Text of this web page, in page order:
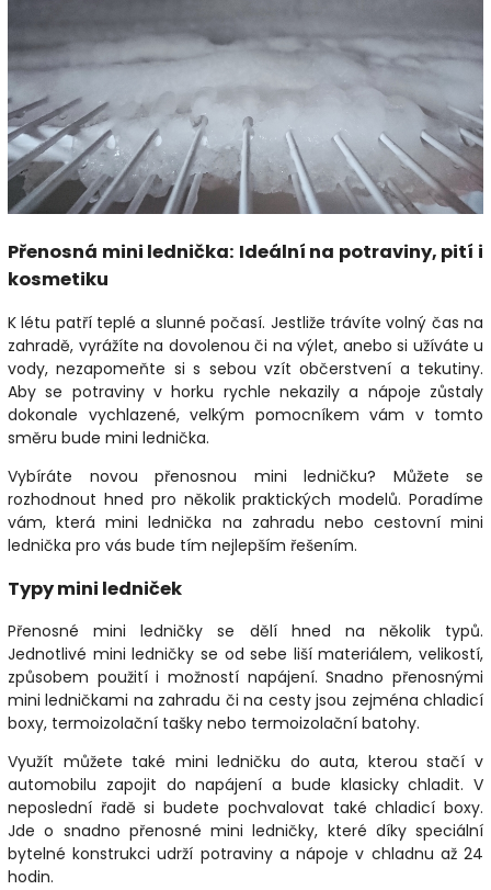
Přenosná mini lednička: Ideální na potraviny, pití i
kosmetiku
K létu patří teplé a slunné počasí. Jestliže trávíte volný čas na
zahradě, vyrážíte na dovolenou či na výlet, anebo si užíváte u
vody, nezapomeňte si s sebou vzít občerstvení a tekutiny.
Aby se potraviny v horku rychle nekazily a nápoje zůstaly
dokonale vychlazené, velkým pomocníkem vám v tomto
směru bude mini lednička.
Vybíráte novou přenosnou mini ledničku? Můžete se
rozhodnout hned pro několik praktických modelů. Poradíme
vám, která mini lednička na zahradu nebo cestovní mini
lednička pro vás bude tím nejlepším řešením.
Typy mini ledniček
Přenosné mini ledničky se dělí hned na několik typů.
Jednotlivé mini ledničky se od sebe liší materiálem, velikostí,
způsobem použití i možností napájení. Snadno přenosnými
mini ledničkami na zahradu či na cesty jsou zejména chladicí
boxy, termoizolační tašky nebo termoizolační batohy.
Využít můžete také mini ledničku do auta, kterou stačí v
automobilu zapojit do napájení a bude klasicky chladit. V
neposlední řadě si budete pochvalovat také chladicí boxy.
Jde o snadno přenosné mini ledničky, které díky speciální
bytelné konstrukci udrží potraviny a nápoje v chladnu až 24
hodin.